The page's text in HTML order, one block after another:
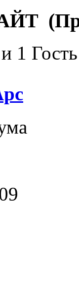
1